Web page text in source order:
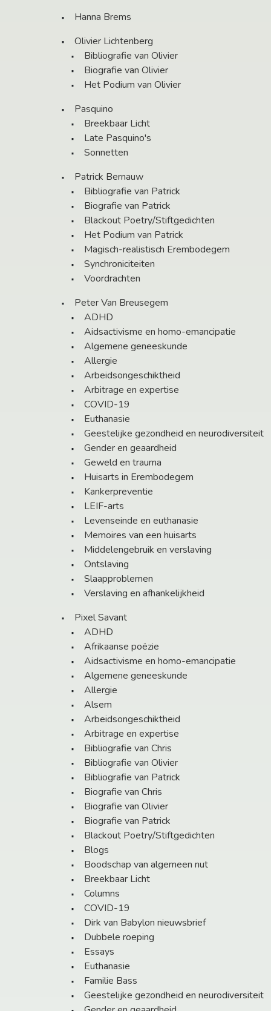
Hanna Brems
Olivier Lichtenberg
Bibliografie van Olivier
Biografie van Olivier
Het Podium van Olivier
Pasquino
Breekbaar Licht
Late Pasquino's
Sonnetten
Patrick Bernauw
Bibliografie van Patrick
Biografie van Patrick
Blackout Poetry/Stiftgedichten
Het Podium van Patrick
Magisch-realistisch Erembodegem
Synchroniciteiten
Voordrachten
Peter Van Breusegem
ADHD
Aidsactivisme en homo-emancipatie
Algemene geneeskunde
Allergie
Arbeidsongeschiktheid
Arbitrage en expertise
COVID-19
Euthanasie
Geestelijke gezondheid en neurodiversiteit
Gender en geaardheid
Geweld en trauma
Huisarts in Erembodegem
Kankerpreventie
LEIF-arts
Levenseinde en euthanasie
Memoires van een huisarts
Middelengebruik en verslaving
Ontslaving
Slaapproblemen
Verslaving en afhankelijkheid
Pixel Savant
ADHD
Afrikaanse poëzie
Aidsactivisme en homo-emancipatie
Algemene geneeskunde
Allergie
Alsem
Arbeidsongeschiktheid
Arbitrage en expertise
Bibliografie van Chris
Bibliografie van Olivier
Bibliografie van Patrick
Biografie van Chris
Biografie van Olivier
Biografie van Patrick
Blackout Poetry/Stiftgedichten
Blogs
Boodschap van algemeen nut
Breekbaar Licht
Columns
COVID-19
Dirk van Babylon nieuwsbrief
Dubbele roeping
Essays
Euthanasie
Familie Bass
Geestelijke gezondheid en neurodiversiteit